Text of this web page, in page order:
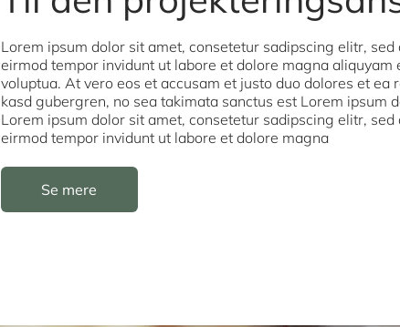
Lorem ipsum dolor sit amet, consetetur sadipscing elitr, sed
eirmod tempor invidunt ut labore et dolore magna aliquyam
voluptua. At vero eos et accusam et justo duo dolores et ea
kasd gubergren, no sea takimata sanctus est Lorem ipsum
Lorem ipsum dolor sit amet, consetetur sadipscing elitr, sed
eirmod tempor invidunt ut labore et dolore magna
Se mere